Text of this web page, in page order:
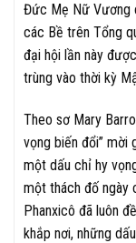
Đức Mẹ Nữ Vương
các Bề trên Tổng
đại hội lần này
trùng vào thời kỳ
Theo sơ Mary
vọng biến đổi”
một dấu chỉ hy
một thách đố ngày
Phanxicô đã luôn
khắp nơi, những